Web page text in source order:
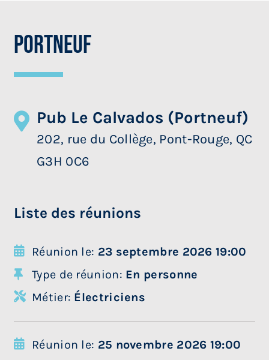
Portneuf
Pub Le Calvados (Portneuf)
202, rue du Collège, Pont-Rouge, QC
G3H 0C6
Liste des réunions
Réunion le: 23 septembre 2026 19:00
Type de réunion: En personne
Métier: Électriciens
Réunion le: 25 novembre 2026 19:00